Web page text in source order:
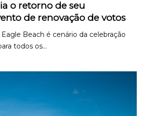
o retorno de seu
de renovação de votos
Beach é cenário da celebração
todos os...